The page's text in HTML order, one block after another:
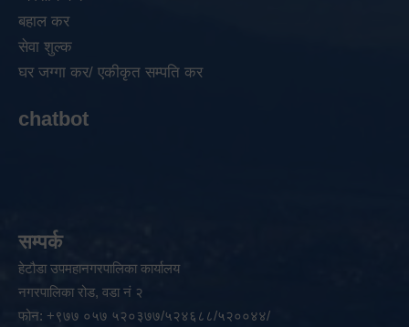
बहाल कर
सेवा शुल्क
घर जग्गा कर/ एकीकृत सम्पति कर
chatbot
सम्पर्क
हेटौडा उपमहानगरपालिका कार्यालय
नगरपालिका रोड, वडा नं २
फोन: +९७७ ०५७ ५२०३७७/५२४६८८/५२००४४/